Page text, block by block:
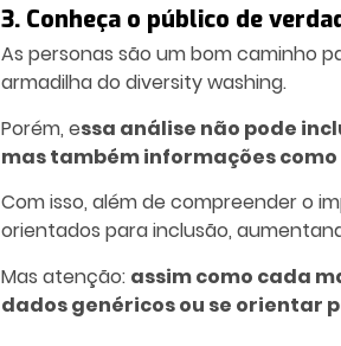
3. Conheça o público de
As personas são um bom caminho
armadilha do diversity washing.
Porém, essa análise não pode
mas também informações
Com isso, além de compreender o
orientados para inclusão,
Mas atenção: assim como cada
dados genéricos ou se orientar